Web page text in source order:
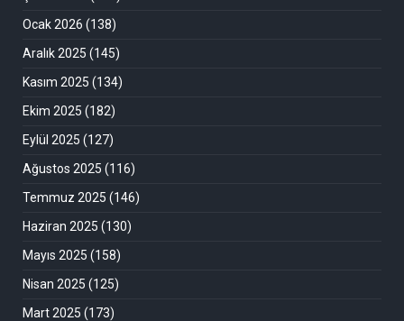
Ocak 2026 (138)
Aralık 2025 (145)
Kasım 2025 (134)
Ekim 2025 (182)
Eylül 2025 (127)
Ağustos 2025 (116)
Temmuz 2025 (146)
Haziran 2025 (130)
Mayıs 2025 (158)
Nisan 2025 (125)
Mart 2025 (173)